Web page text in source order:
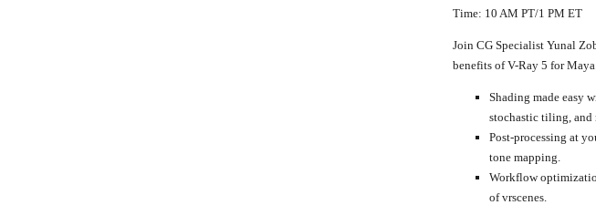
Time: 10 AM PT/1 PM ET
Join CG Specialist Yunal
benefits of V-Ray 5 for
Shading made easy
stochastic tiling, and
Post-processing at
tone mapping.
Workflow
of vrscenes.